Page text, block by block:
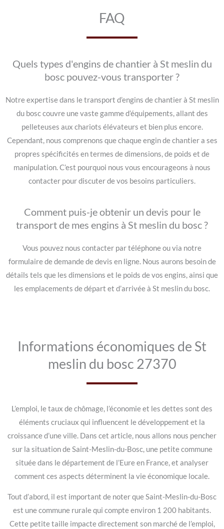
FAQ
Quels types d'engins de chantier à St meslin du
bosc pouvez-vous transporter ?
Notre expertise dans le transport d’engins de chantier à St meslin
du bosc couvre une vaste gamme d’équipements, allant des
pelleteuses aux chariots élévateurs et bien plus encore.
Cependant, nous comprenons que chaque engin de chantier a ses
propres spécificités en termes de dimensions, de poids et de
manipulation. C’est pourquoi nous vous encourageons à nous
contacter pour discuter de vos besoins particuliers.
Comment puis-je obtenir un devis pour le
transport de mes engins à St meslin du bosc ?
Vous pouvez nous contacter par téléphone ou via notre
formulaire de demande de devis en ligne. Nous aurons besoin de
détails tels que les dimensions et le poids de vos engins, ainsi que
les emplacements de départ et d’arrivée à St meslin du bosc.
Informations économiques de St
meslin du bosc 27370
L’emploi, le taux de chômage, l’économie et les dettes sont des
éléments cruciaux qui influencent le développement et la
croissance d’une ville. Dans cet article, nous allons nous pencher
sur la situation de Saint-Meslin-du-Bosc, une petite commune
située dans le département de l’Eure en France, et analyser
comment ces aspects déterminent la vie économique locale.
Tout d’abord, il est important de noter que Saint-Meslin-du-Bosc
est une commune rurale qui compte environ 1 200 habitants.
Cette petite taille impacte directement son marché de l’emploi,